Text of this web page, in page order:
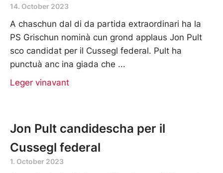
14. October 2023
A chaschun dal di da partida extraordinari ha la
PS Grischun nominà cun grond applaus Jon Pult
sco candidat per il Cussegl federal. Pult ha
punctuà anc ina giada che
Leger vinavant
Jon Pult candidescha per il
Cussegl federal
1. October 2023